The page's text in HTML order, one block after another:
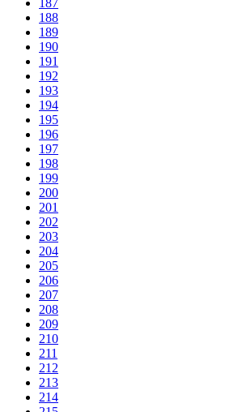
187
188
189
190
191
192
193
194
195
196
197
198
199
200
201
202
203
204
205
206
207
208
209
210
211
212
213
214